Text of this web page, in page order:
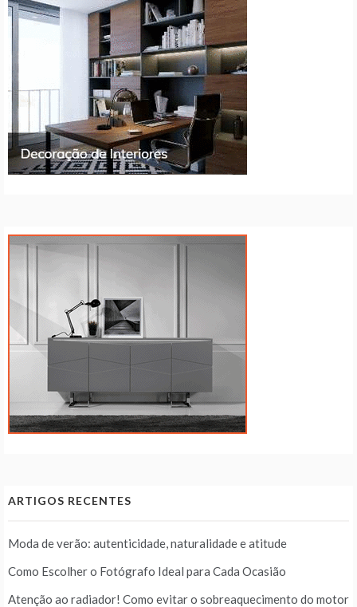
ARTIGOS RECENTES
Moda de verão: autenticidade, naturalidade e atitude
Como Escolher o Fotógrafo Ideal para Cada Ocasião
Atenção ao radiador! Como evitar o sobreaquecimento do motor